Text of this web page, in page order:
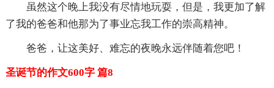
虽然这个晚上我没有尽情地玩耍，但是，我更加了解
了我的爸爸和他那为了事业忘我工作的崇高精神。
爸爸，让这美好、难忘的夜晚永远伴随着您吧！
圣诞节的作文600字 篇8